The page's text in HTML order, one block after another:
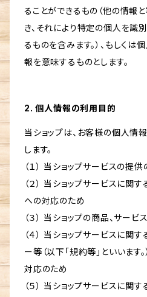
ることができるもの（他の情報
き、それにより特定の個人を識
るものを含みます。）、もしく
報を意味するものとします。
2. 個人情報の利用目的
当ショップは、お客様の個人情
します。
（１） 当ショップサービスの提供
（２） 当ショップサービスに関
への対応のため
（３） 当ショップの商品、サー
（４） 当ショップサービスに関
ー等（以下「規約等」といいます
対応のため
（５） 当ショップサービスに関